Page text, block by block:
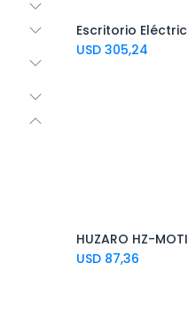
Add to Cart
USD 305,24
USD 87,36